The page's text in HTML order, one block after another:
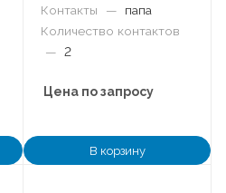
Контакты —
папа
Количество контактов
— 2
Цена по запросу
В корзину